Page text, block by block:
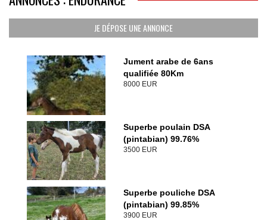
JE DÉPOSE UNE ANNONCE
Jument arabe de 6ans
qualifiée 80Km
8000 EUR
Superbe poulain DSA
(pintabian) 99.76%
3500 EUR
Superbe pouliche DSA
(pintabian) 99.85%
3900 EUR